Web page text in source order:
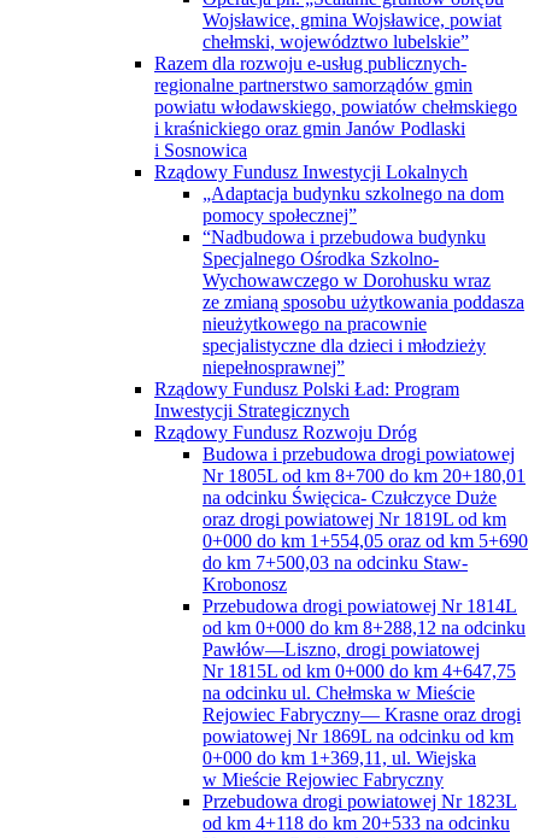
Wojsławice, gmina Wojsławice, powiat
chełmski, województwo lubelskie”
Razem dla rozwoju e-usług publicznych-
regionalne partnerstwo samorządów gmin
powiatu włodawskiego, powiatów chełmskiego
i kraśnickiego oraz gmin Janów Podlaski
i Sosnowica
Rządowy Fundusz Inwestycji Lokalnych
„Adaptacja budynku szkolnego na dom
pomocy społecznej”
“Nadbudowa i przebudowa budynku
Specjalnego Ośrodka Szkolno-
Wychowawczego w Dorohusku wraz
ze zmianą sposobu użytkowania poddasza
nieużytkowego na pracownie
specjalistyczne dla dzieci i młodzieży
niepełnosprawnej”
Rządowy Fundusz Polski Ład: Program
Inwestycji Strategicznych
Rządowy Fundusz Rozwoju Dróg
Budowa i przebudowa drogi powiatowej
Nr 1805L od km 8+700 do km 20+180,01
na odcinku Święcica- Czułczyce Duże
oraz drogi powiatowej Nr 1819L od km
0+000 do km 1+554,05 oraz od km 5+690
do km 7+500,03 na odcinku Staw-
Krobonosz
Przebudowa drogi powiatowej Nr 1814L
od km 0+000 do km 8+288,12 na odcinku
Pawłów—Liszno, drogi powiatowej
Nr 1815L od km 0+000 do km 4+647,75
na odcinku ul. Chełmska w Mieście
Rejowiec Fabryczny— Krasne oraz drogi
powiatowej Nr 1869L na odcinku od km
0+000 do km 1+369,11, ul. Wiejska
w Mieście Rejowiec Fabryczny
Przebudowa drogi powiatowej Nr 1823L
od km 4+118 do km 20+533 na odcinku